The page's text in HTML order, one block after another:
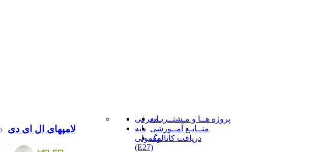
لامپهای ال ای دی
معرفی
پایه
معمولی
(E27)
پروژه هــا و مـشتــریـان
منــابـع آمــوزشی
دریافت کاتالوگ